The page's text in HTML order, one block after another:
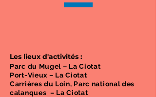
​Les lieux d'activités :
Parc du Mugel – La Ciotat
Port-Vieux – La Ciotat
Carrières du Loin, Parc national des
calanques – La Ciotat